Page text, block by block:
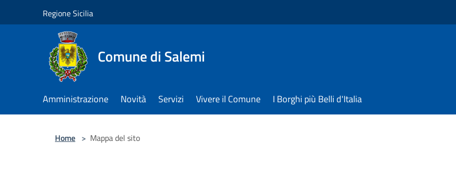
Regione Sicilia
Comune di Salemi
Amministrazione Novità Servizi Vivere il Comune I Borghi più Belli d'Italia
Home > Mappa del sito